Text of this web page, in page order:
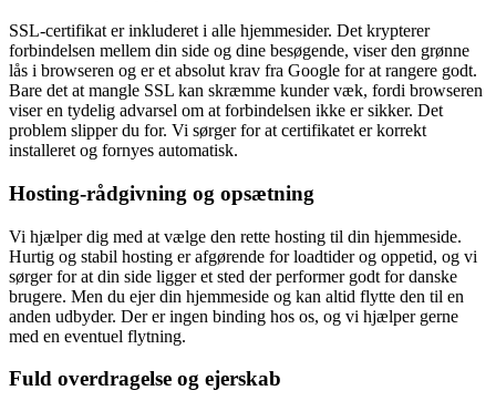
SSL-certifikat er inkluderet i alle hjemmesider. Det krypterer
forbindelsen mellem din side og dine besøgende, viser den grønne
lås i browseren og er et absolut krav fra Google for at rangere godt.
Bare det at mangle SSL kan skræmme kunder væk, fordi browseren
viser en tydelig advarsel om at forbindelsen ikke er sikker. Det
problem slipper du for. Vi sørger for at certifikatet er korrekt
installeret og fornyes automatisk.
Hosting-rådgivning og opsætning
Vi hjælper dig med at vælge den rette hosting til din hjemmeside.
Hurtig og stabil hosting er afgørende for loadtider og oppetid, og vi
sørger for at din side ligger et sted der performer godt for danske
brugere. Men du ejer din hjemmeside og kan altid flytte den til en
anden udbyder. Der er ingen binding hos os, og vi hjælper gerne
med en eventuel flytning.
Fuld overdragelse og ejerskab